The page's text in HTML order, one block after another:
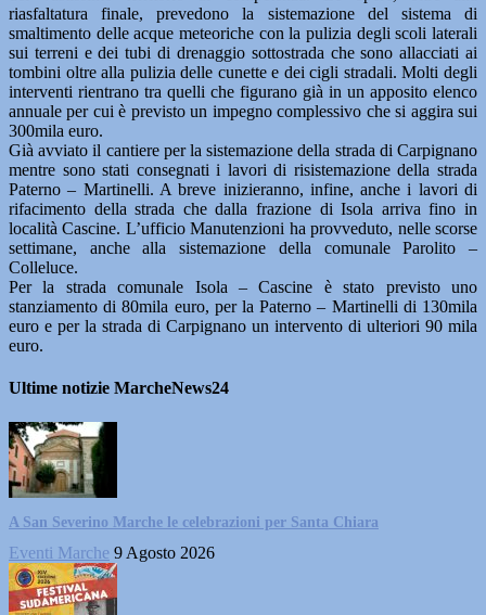
riasfaltatura finale, prevedono la sistemazione del sistema di
smaltimento delle acque meteoriche con la pulizia degli scoli laterali
sui terreni e dei tubi di drenaggio sottostrada che sono allacciati ai
tombini oltre alla pulizia delle cunette e dei cigli stradali. Molti degli
interventi rientrano tra quelli che figurano già in un apposito elenco
annuale per cui è previsto un impegno complessivo che si aggira sui
300mila euro.
Già avviato il cantiere per la sistemazione della strada di Carpignano
mentre sono stati consegnati i lavori di risistemazione della strada
Paterno – Martinelli. A breve inizieranno, infine, anche i lavori di
rifacimento della strada che dalla frazione di Isola arriva fino in
località Cascine. L’ufficio Manutenzioni ha provveduto, nelle scorse
settimane, anche alla sistemazione della comunale Parolito –
Colleluce.
Per la strada comunale Isola – Cascine è stato previsto uno
stanziamento di 80mila euro, per la Paterno – Martinelli di 130mila
euro e per la strada di Carpignano un intervento di ulteriori 90 mila
euro.
Ultime notizie MarcheNews24
A San Severino Marche le celebrazioni per Santa Chiara
Eventi Marche 9 Agosto 2026